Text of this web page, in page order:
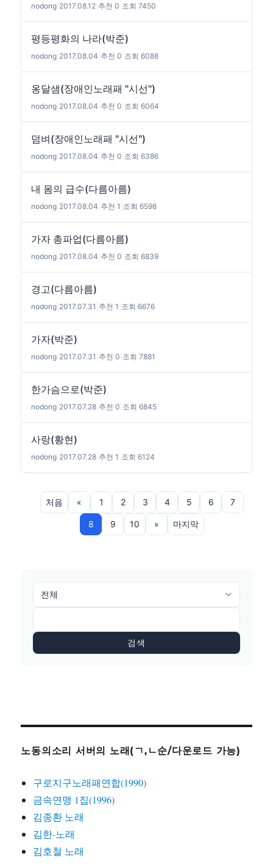
nodong 2017.08.12 추천 0 조회 7450
평등평화의 나라(박준)
nodong 2017.08.04 추천 0 조회 6088
옹달샘(장애인노래패 "시선")
nodong 2017.08.04 추천 0 조회 6064
덤벼(장애인노래패 "시선")
nodong 2017.08.04 추천 0 조회 6386
내 몸의 급수(다름아름)
nodong 2017.08.04 추천 1 조회 6598
가자 총파업(다름아름)
nodong 2017.08.04 추천 0 조회 6839
경고(다름아름)
nodong 2017.07.31 추천 1 조회 6676
가자(박준)
nodong 2017.07.31 추천 0 조회 7881
한가슴으로(박준)
nodong 2017.07.28 추천 0 조회 6845
사랑(황현)
nodong 2017.07.28 추천 1 조회 6124
처음 « 1 2 3 4 5 6 7
8 9 10 » 마지막
검색
노동의소리 서버의 노래(ㄱ,ㄴ순/다운로드 가능)
구로지구노래패연합(1990)
금속연맹 1집(1996)
김종환 노래
김한-노래
김호철 노래